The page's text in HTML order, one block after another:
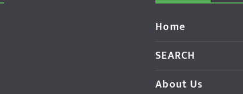
Home
SEARCH
About Us